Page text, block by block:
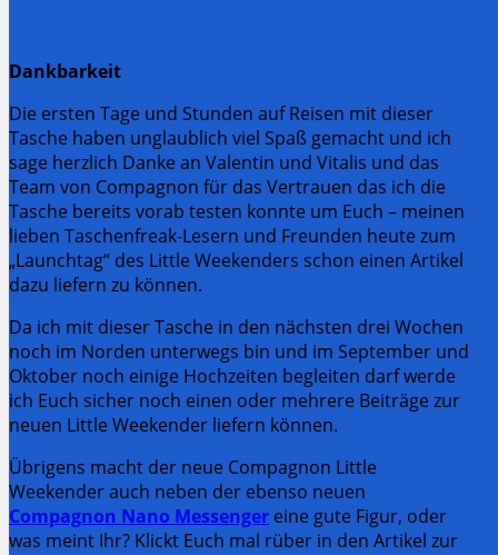
Dankbarkeit
Die ersten Tage und Stunden auf Reisen mit dieser
Tasche haben unglaublich viel Spaß gemacht und ich
sage herzlich Danke an Valentin und Vitalis und das
Team von Compagnon für das Vertrauen das ich die
Tasche bereits vorab testen konnte um Euch – meinen
lieben Taschenfreak-Lesern und Freunden heute zum
„Launchtag“ des Little Weekenders schon einen Artikel
dazu liefern zu können.
Da ich mit dieser Tasche in den nächsten drei Wochen
noch im Norden unterwegs bin und im September und
Oktober noch einige Hochzeiten begleiten darf werde
ich Euch sicher noch einen oder mehrere Beiträge zur
neuen Little Weekender liefern können.
Übrigens macht der neue Compagnon Little
Weekender auch neben der ebenso neuen
Compagnon Nano Messenger eine gute Figur, oder
was meint Ihr? Klickt Euch mal rüber in den Artikel zur